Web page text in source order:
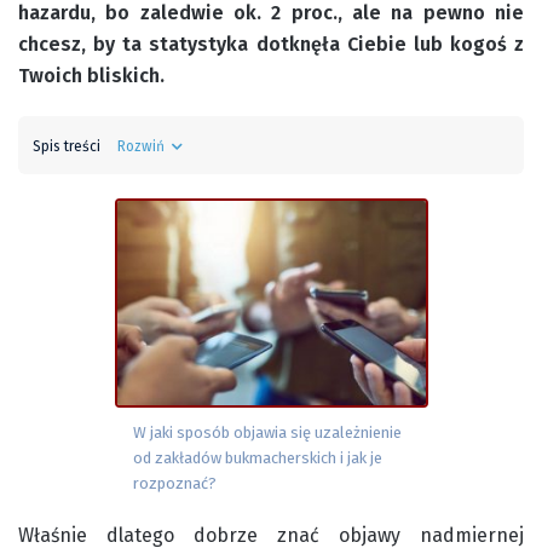
hazardu, bo zaledwie ok. 2 proc., ale na pewno nie
chcesz, by ta statystyka dotknęła Ciebie lub kogoś z
Twoich bliskich.
Spis treści Rozwiń
W jaki sposób objawia się uzależnienie
od zakładów bukmacherskich i jak je
rozpoznać?
Właśnie dlatego dobrze znać objawy nadmiernej